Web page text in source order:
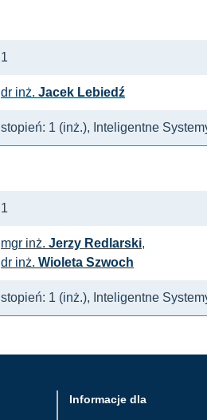
1
dr inż. Jacek Lebiedź
stopień: 1 (inż.), Inteligentne
1
mgr inż. Jerzy Redlarski,
dr inż. Wioleta Szwoch
stopień: 1 (inż.), Inteligentne
Informacje dla